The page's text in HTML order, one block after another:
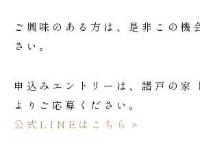
ご興味のある方は、是非この機
さい。
申込みエントリーは、諸戸の
よりご応募ください。
公式LINEはこちら＞